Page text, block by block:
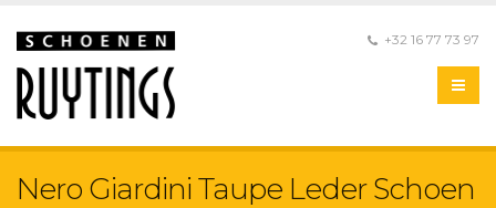
+32 16 77 73 97
Nero Giardini Taupe Leder Schoen